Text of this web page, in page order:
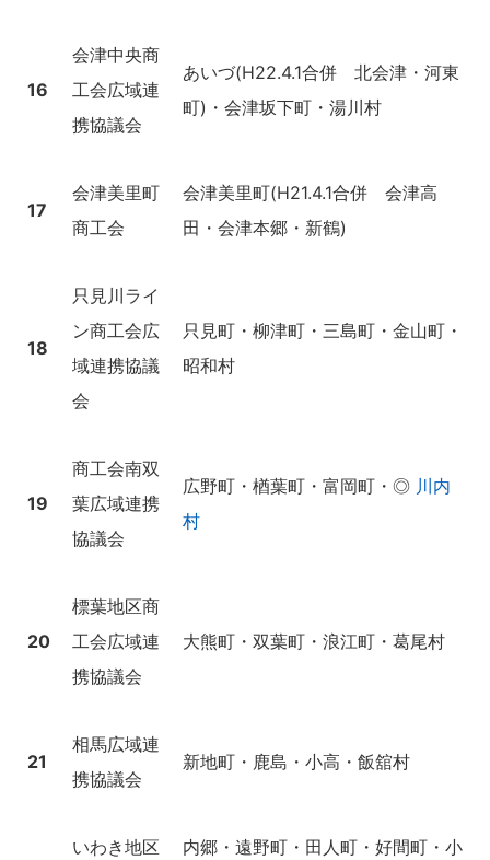
16
会津中央商
工会広域連
携協議会
あいづ(H22.4.1合併 北会津・河東
町)・会津坂下町・湯川村
17
会津美里町
商工会
会津美里町(H21.4.1合併 会津高
田・会津本郷・新鶴)
18
只見川ライ
ン商工会広
域連携協議
会
只見町・柳津町・三島町・金山町・
昭和村
19
商工会南双
葉広域連携
協議会
広野町・楢葉町・富岡町・◎ 川内
村
20
標葉地区商
工会広域連
携協議会
大熊町・双葉町・浪江町・葛尾村
21
相馬広域連
携協議会
新地町・鹿島・小高・飯舘村
いわき地区
内郷・遠野町・田人町・好間町・小